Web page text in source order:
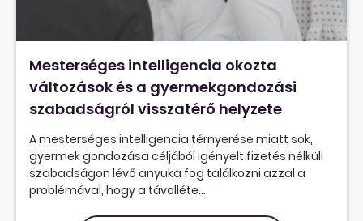
Mesterséges intelligencia okozta
változások és a gyermekgondozási
szabadságról visszatérő helyzete
A mesterséges intelligencia térnyerése miatt sok,
gyermek gondozása céljából igényelt fizetés nélküli
szabadságon lévő anyuka fog találkozni azzal a
problémával, hogy a távolléte...